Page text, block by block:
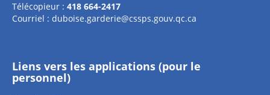
Télécopieur : 418 664-2417
Courriel : duboise.garderie@cssps.gouv.qc.ca
Liens vers les applications (pour le
personnel)